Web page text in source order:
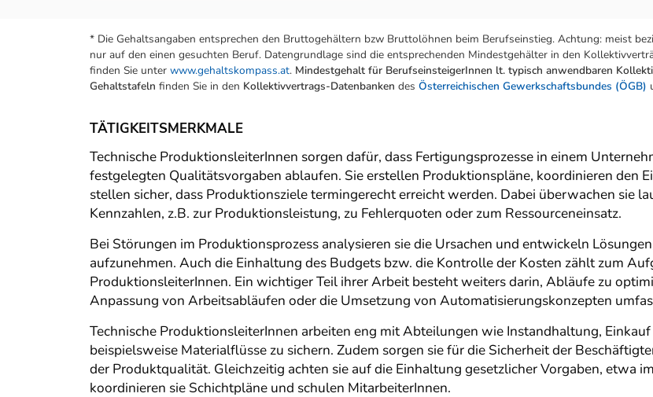
* Die Gehaltsangaben entsprechen den Bruttogehältern bzw Bruttolöhnen beim Berufseinstieg. Achtung: meist
nur auf den einen gesuchten Beruf. Datengrundlage sind die entsprechenden Mindestgehälter in den
finden Sie unter www.gehaltskompass.at. Mindestgehalt für BerufseinsteigerInnen lt. typisch anwendbaren
Gehaltstafeln finden Sie in den Kollektivvertrags-Datenbanken des Österreichischen Gewerkschaftsbundes (ÖGB)
TÄTIGKEITSMERKMALE
Technische ProduktionsleiterInnen sorgen dafür, dass Fertigungsprozesse in einem
festgelegten Qualitätsvorgaben ablaufen. Sie erstellen Produktionspläne, koordinieren den
stellen sicher, dass Produktionsziele termingerecht erreicht werden. Dabei überwachen sie
Kennzahlen, z.B. zur Produktionsleistung, zu Fehlerquoten oder zum Ressourceneinsatz.
Bei Störungen im Produktionsprozess analysieren sie die Ursachen und entwickeln
aufzunehmen. Auch die Einhaltung des Budgets bzw. die Kontrolle der Kosten zählt zum
ProduktionsleiterInnen. Ein wichtiger Teil ihrer Arbeit besteht weiters darin, Abläufe zu
Anpassung von Arbeitsabläufen oder die Umsetzung von Automatisierungskonzepten
Technische ProduktionsleiterInnen arbeiten eng mit Abteilungen wie Instandhaltung,
beispielsweise Materialflüsse zu sichern. Zudem sorgen sie für die Sicherheit der
der Produktqualität. Gleichzeitig achten sie auf die Einhaltung gesetzlicher Vorgaben, etwa
koordinieren sie Schichtpläne und schulen MitarbeiterInnen.